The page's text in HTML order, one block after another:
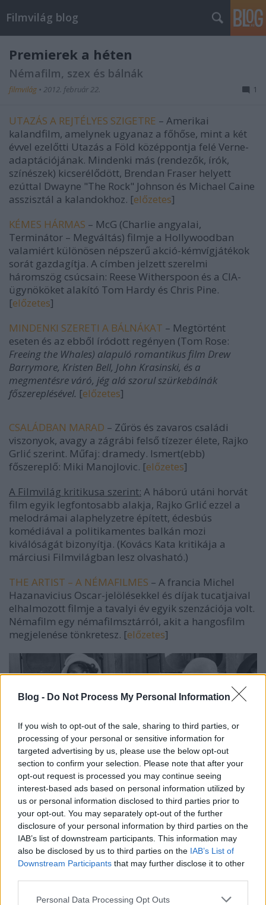
Blog - Do Not Process My Personal Information
If you wish to opt-out of the sale, sharing to third parties, or
processing of your personal or sensitive information for
targeted advertising by us, please use the below opt-out
section to confirm your selection. Please note that after your
opt-out request is processed you may continue seeing
interest-based ads based on personal information utilized by
us or personal information disclosed to third parties prior to
your opt-out. You may separately opt-out of the further
disclosure of your personal information by third parties on the
IAB’s list of downstream participants. This information may
also be disclosed by us to third parties on the IAB’s List of
Downstream Participants that may further disclose it to other
Please note that this website/app uses one or more Google
Personal Data Processing Opt Outs
Filmvilág blog
Premierek a héten
Némafilm, szex és bálnák
filmvilág • 2012. február 22. 1
UTAZÁS A REJTÉLYES SZIGETRE – Amerikai
kalandfilm, amelynek ugyanaz a főhőse, mint a két
évvel ezelőtti Utazás a Föld középpontja felé Verne-
adaptációjának. Mindenki más (rendezők, írók,
színészek) kicserélődött, Brendan Fraser helyett
ezúttal Dwayne "The Rock" Johnson és Michael Caine
asszisztál a kalandokhoz. [előzetes]
KÉMES HÁRMAS – McG (Charlie angyalai,
Terminátor – Megváltás) filmje a Hollywoodban
valamiért különösen népszerű akció-kémvígjátékok
sorát gazdagítja. A címben jelzett szerelmi
háromszög csúcsain: Reese Witherspoon és a CIA-
ügynököket alakító Tom Hardy és Chris Pine.
[előzetes]
MINDENKI SZERETI A BÁLNÁKAT – Megtörtént
eseten és az ebből íródott regényen (Tom Rose:
Freeing the Whales) alapuló romantikus film Drew
Barrymore, Kristen Bell, John Krasinski, és a
megmentésre váró, jég alá szorul szürkebálnák
főszereplésével. [előzetes]
CSALÁDBAN MARAD – Zűrös és zavaros családi
viszonyok, avagy a zágrábi felső tízezer élete, Rajko
Grlić szerint. Műfaj: dramedy. Ismert(ebb)
főszereplő: Miki Manojlovic. [előzetes]
A Filmvilág kritikusa szerint: A háború utáni horvát
film egyik legfontosabb alakja, Rajko Grlić ezzel a
melodrámai alaphelyzetre épített, édesbús
komédiával a politikamentes balkán mozi
kiválóságát bizonyítja. (Kovács Kata kritikája a
márciusi Filmvilágban lesz olvasható.)
THE ARTIST – A NÉMAFILMES – A francia Michel
Hazanavicius Oscar-jelölésekkel és díjak tucatjaival
elhalmozott filmje a tavalyi év egyik szenzációja volt.
Némafilm egy némafilmsztárról, akit a hangosfilm
megjelenése tönkretesz. [előzetes]
A Filmvilág kritikusa szerint: Hazanavicius mert
nagyot álmodni, és látszólag teljesen értéktelen
alkotóelemekből, lejárt szavatosságúnak csúfolt
módszerekkel óriási sikerfilmet épített. Az unalomig
ismert szerelmi történetet a klasszikus amerikai
némafilmek modorában tárja elénk, de közben